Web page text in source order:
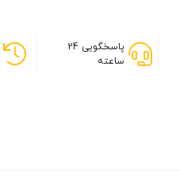
پاسخگویی 24
ساعته